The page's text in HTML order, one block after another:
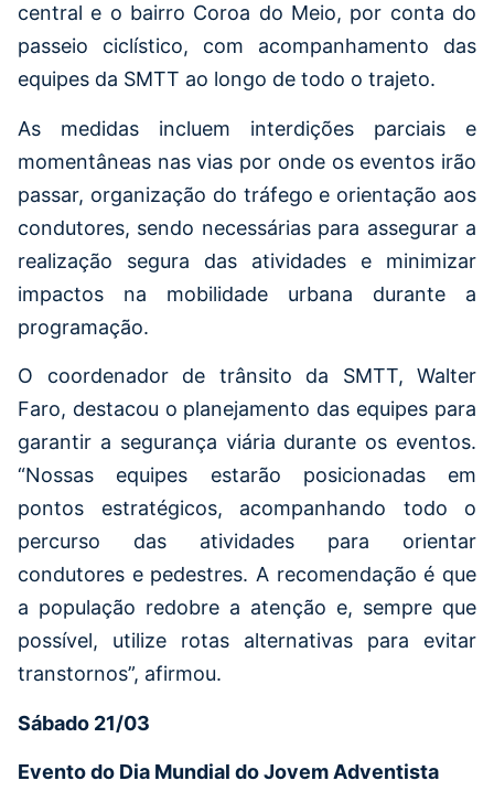
central e o bairro Coroa do Meio, por conta do
passeio ciclístico, com acompanhamento das
equipes da SMTT ao longo de todo o trajeto.
As medidas incluem interdições parciais e
momentâneas nas vias por onde os eventos irão
passar, organização do tráfego e orientação aos
condutores, sendo necessárias para assegurar a
realização segura das atividades e minimizar
impactos na mobilidade urbana durante a
programação.
O coordenador de trânsito da SMTT, Walter
Faro, destacou o planejamento das equipes para
garantir a segurança viária durante os eventos.
“Nossas equipes estarão posicionadas em
pontos estratégicos, acompanhando todo o
percurso das atividades para orientar
condutores e pedestres. A recomendação é que
a população redobre a atenção e, sempre que
possível, utilize rotas alternativas para evitar
transtornos”, afirmou.
Sábado 21/03
Evento do Dia Mundial do Jovem Adventista